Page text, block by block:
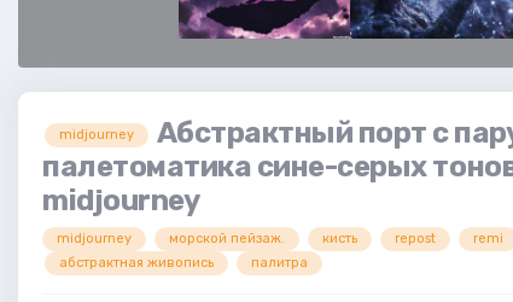
midjourney
Абстрактный порт с
палетоматика сине-серых
midjourney
midjourney морской пейзаж. кисть repost
remi
абстрактная живопись
палитра